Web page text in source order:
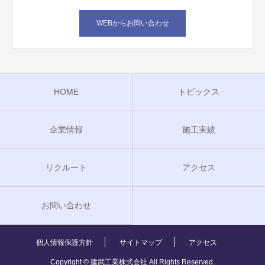
WEBからお問い合わせ
HOME トピックス
企業情報 施工実績
リクルート アクセス
お問い合わせ
個人情報保護方針 サイトマップ アクセス
Copyright © 建武工業株式会社 All Rights Reserved.